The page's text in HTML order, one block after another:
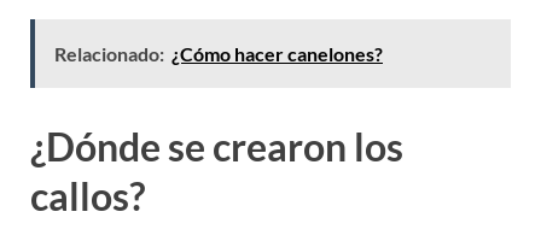
Relacionado: ¿Cómo hacer canelones?
¿Dónde se crearon los
callos?